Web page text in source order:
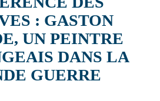
: GASTON
UN PEINTRE
DANS LA
GUERRE